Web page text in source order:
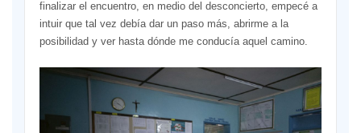
finalizar el encuentro, en medio del desconcierto, empecé a
intuir que tal vez debía dar un paso más, abrirme a la
posibilidad y ver hasta dónde me conducía aquel camino.